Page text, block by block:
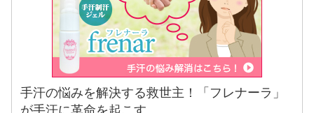
手汗の悩みを解決する救世主！「フレナーラ」